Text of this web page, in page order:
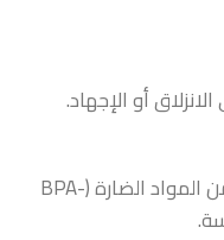
أو الإجهاد.
مصنوع من بلاستيك عالي الجودة خالٍ من المواد الضارة (BPA-